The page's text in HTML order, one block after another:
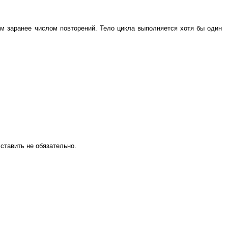
заранее числом повторений. Тело цикла выполняется хотя бы один
не обязательно.